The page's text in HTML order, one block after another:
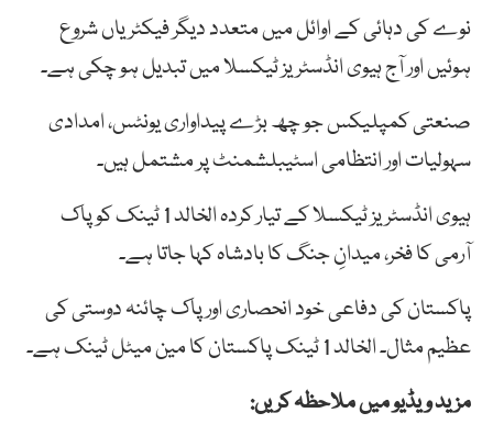
نوے کی دہائی کے اوائل میں متعدد دیگر فیکٹریاں شروع
ہوئیں اور آج ہیوی انڈسٹریز ٹیکسلا میں تبدیل ہو چکی ہے۔
صنعتی کمپلیکس جو چھ بڑے پیداواری یونٹس، امدادی
سہولیات اور انتظامی اسٹیبلشمنٹ پر مشتمل ہیں۔
ہیوی انڈسٹریز ٹیکسلا کے تیار کردہ الخالد 1 ٹینک کو پاک
آرمی کا فخر، میدانِ جنگ کا بادشاہ کہا جاتا ہے۔
پاکستان کی دفاعی خود انحصاری اور پاک چائنہ دوستی کی
عظیم مثال۔ الخالد 1 ٹینک پاکستان کا مین میٹل ٹینک ہے۔
مزید ویڈیو میں ملاحظہ کریں: